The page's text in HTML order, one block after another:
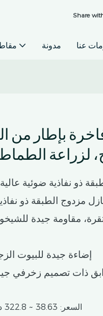
Share
مدونة عنا
بإطار من
لزراعة
مزدوج الطبقة ذو نفاذية
مقاومة جيدة
إضاءة جيدة للبيوت
ذات تصميم زخرفي
السعر: 38.63 ~ 322.8 دولار أمريكي/متر مربع